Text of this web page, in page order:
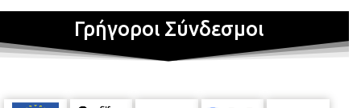
Γρήγοροι Σύνδεσμοι